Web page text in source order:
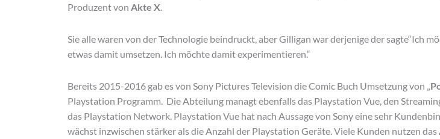
Produzent von Akte X
Sie alle waren von der Technologie beindruckt, aber Gilligan war derjenige der sagte“Ich
etwas damit umsetzen. Ich möchte damit experimentieren.“
Bereits 2015-2016 gab es von Sony Pictures Television die Comic Buch Umsetzung von „
Playstation Programm. Die Abteilung managt ebenfalls das Playstation Vue, den
das Playstation Network. Playstation Vue hat nach Aussage von Sony eine sehr
wächst inzwischen stärker als die Anzahl der Playstation Geräte. Viele Kunden nutzen